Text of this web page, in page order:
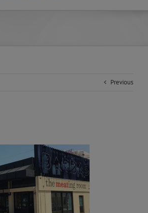
Previous